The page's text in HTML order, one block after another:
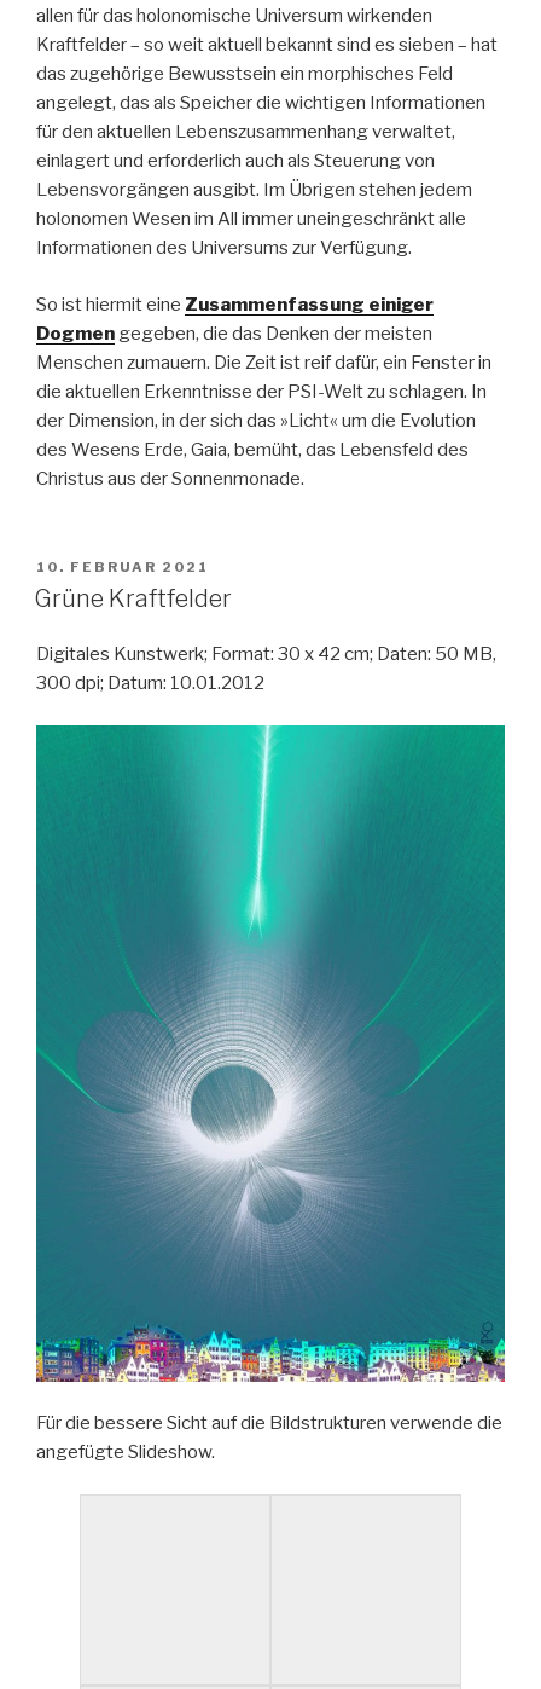
allen für das holonomische Universum wirkenden
Kraftfelder – so weit aktuell bekannt sind es sieben – hat
das zugehörige Bewusstsein ein morphisches Feld
angelegt, das als Speicher die wichtigen Informationen
für den aktuellen Lebenszusammenhang verwaltet,
einlagert und erforderlich auch als Steuerung von
Lebensvorgängen ausgibt. Im Übrigen stehen jedem
holonomen Wesen im All immer uneingeschränkt alle
Informationen des Universums zur Verfügung.
So ist hiermit eine Zusammenfassung einiger
Dogmen gegeben, die das Denken der meisten
Menschen zumauern. Die Zeit ist reif dafür, ein Fenster in
die aktuellen Erkenntnisse der PSI-Welt zu schlagen. In
der Dimension, in der sich das »Licht« um die Evolution
des Wesens Erde, Gaia, bemüht, das Lebensfeld des
Christus aus der Sonnenmonade.
VERÖFFENTLICHT
AM
10. FEBRUAR 2021
Grüne Kraftfelder
Digitales Kunstwerk; Format: 30 x 42 cm; Daten: 50 MB,
300 dpi; Datum: 10.01.2012
Für die bessere Sicht auf die Bildstrukturen verwende die
angefügte Slideshow.